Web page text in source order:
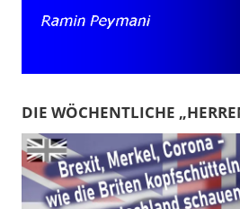
DIE WÖCHENTLICHE